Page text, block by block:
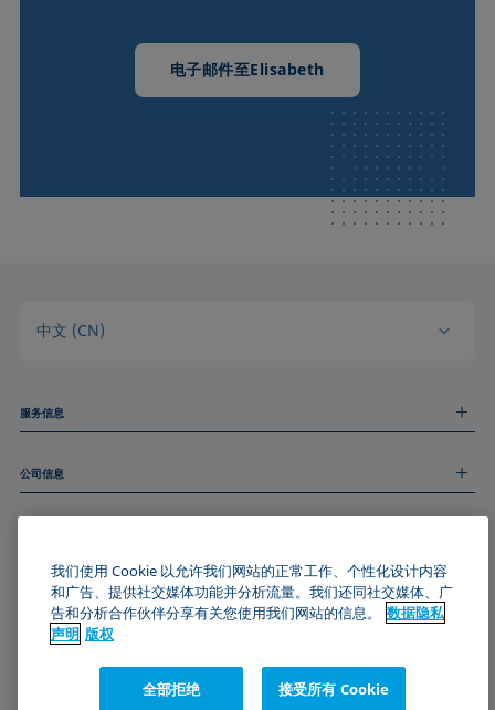
电子邮件至Elisabeth
中文 (CN)
服务信息
技术服务
和我们取得联系
公司信息
关于我们
数据隐私声明
Cookie政策
加入KRÜSS社区
我们使用 Cookie 以允许我们网站的正常工作、个性化设计内容
和广告、提供社交媒体功能并分析流量。我们还同社交媒体、广
告和分析合作伙伴分享有关您使用我们网站的信息。
数据隐私
声明 版权
全部拒绝 接受所有 Cookie